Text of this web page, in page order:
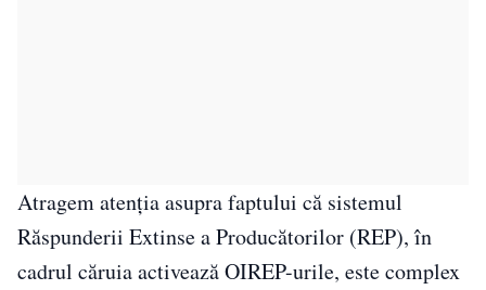
Atragem atenția asupra faptului că sistemul
Răspunderii Extinse a Producătorilor (REP), în
cadrul căruia activează OIREP-urile, este complex